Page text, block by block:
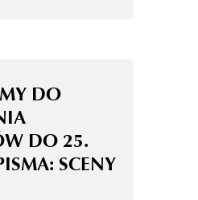
DO
DO 25.
SCENY